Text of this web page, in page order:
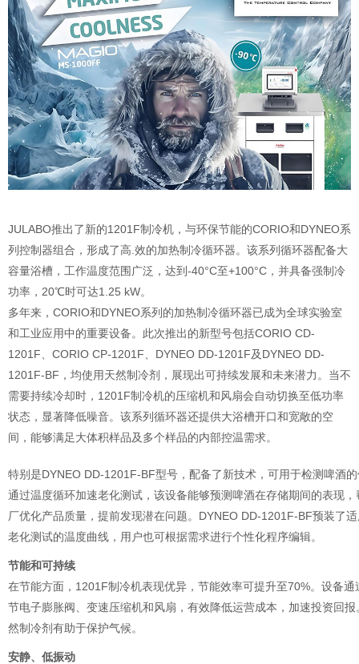
JULABO推出了新的1201F制冷机，与环保节能的CORIO和DYNEO系
列控制器组合，形成了高.效的加热制冷循环器。该系列循环器配备大
容量浴槽，工作温度范围广泛，达到-40°C至+100°C，并具备强制冷
功率，20℃时可达1.25 kW。
多年来，CORIO和DYNEO系列的加热制冷循环器已成为全球实验室
和工业应用中的重要设备。此次推出的新型号包括CORIO CD-
1201F、CORIO CP-1201F、DYNEO DD-1201F及DYNEO DD-
1201F-BF，均使用天然制冷剂，展现出可持续发展和未来潜力。当不
需要持续冷却时，1201F制冷机的压缩机和风扇会自动切换至低功率
状态，显著降低噪音。该系列循环器还提供大浴槽开口和宽敞的空
间，能够满足大体积样品及多个样品的内部控温需求。
特别是DYNEO DD-1201F-BF型号，配备了新技术，可用于检测啤酒
通过温度循环加速老化测试，该设备能够预测啤酒在存储期间的表现，
厂优化产品质量，提前发现潜在问题。DYNEO DD-1201F-BF预装了
老化测试的温度曲线，用户也可根据需求进行个性化程序编辑。
节能和可持续
在节能方面，1201F制冷机表现优异，节能效率可提升至70%。设备通
节电子膨胀阀、变速压缩机和风扇，有效降低运营成本，加速投资回报
然制冷剂有助于保护气候。
安静、低振动